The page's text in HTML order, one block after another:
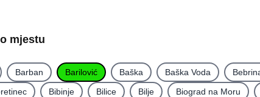
mjestu
Barban Barilović Baška Baška Voda
Bibinje Bilice Bilje Biograd na Moru